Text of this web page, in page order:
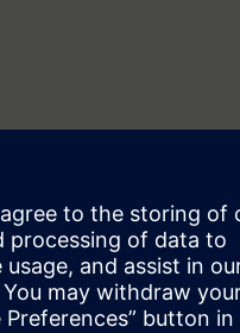
con diversas topologías y
de PLCs y